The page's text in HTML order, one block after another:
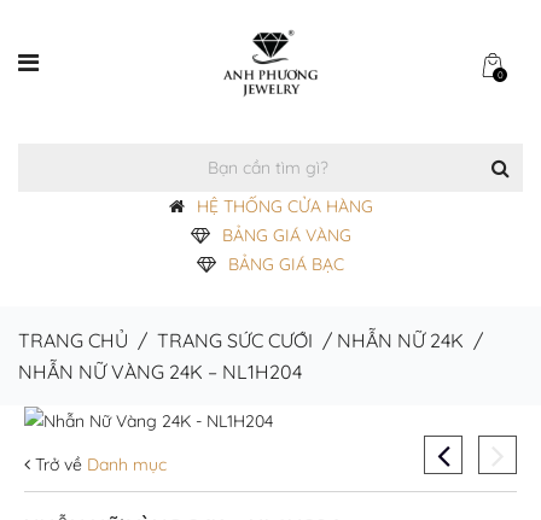
0
HỆ THỐNG CỬA HÀNG
BẢNG GIÁ VÀNG
BẢNG GIÁ BẠC
TRANG CHỦ / TRANG SỨC CƯỚI / NHẪN NỮ 24K /
NHẪN NỮ VÀNG 24K – NL1H204
Trở về Danh mục